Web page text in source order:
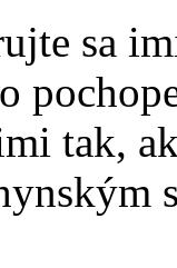
sa
tak,